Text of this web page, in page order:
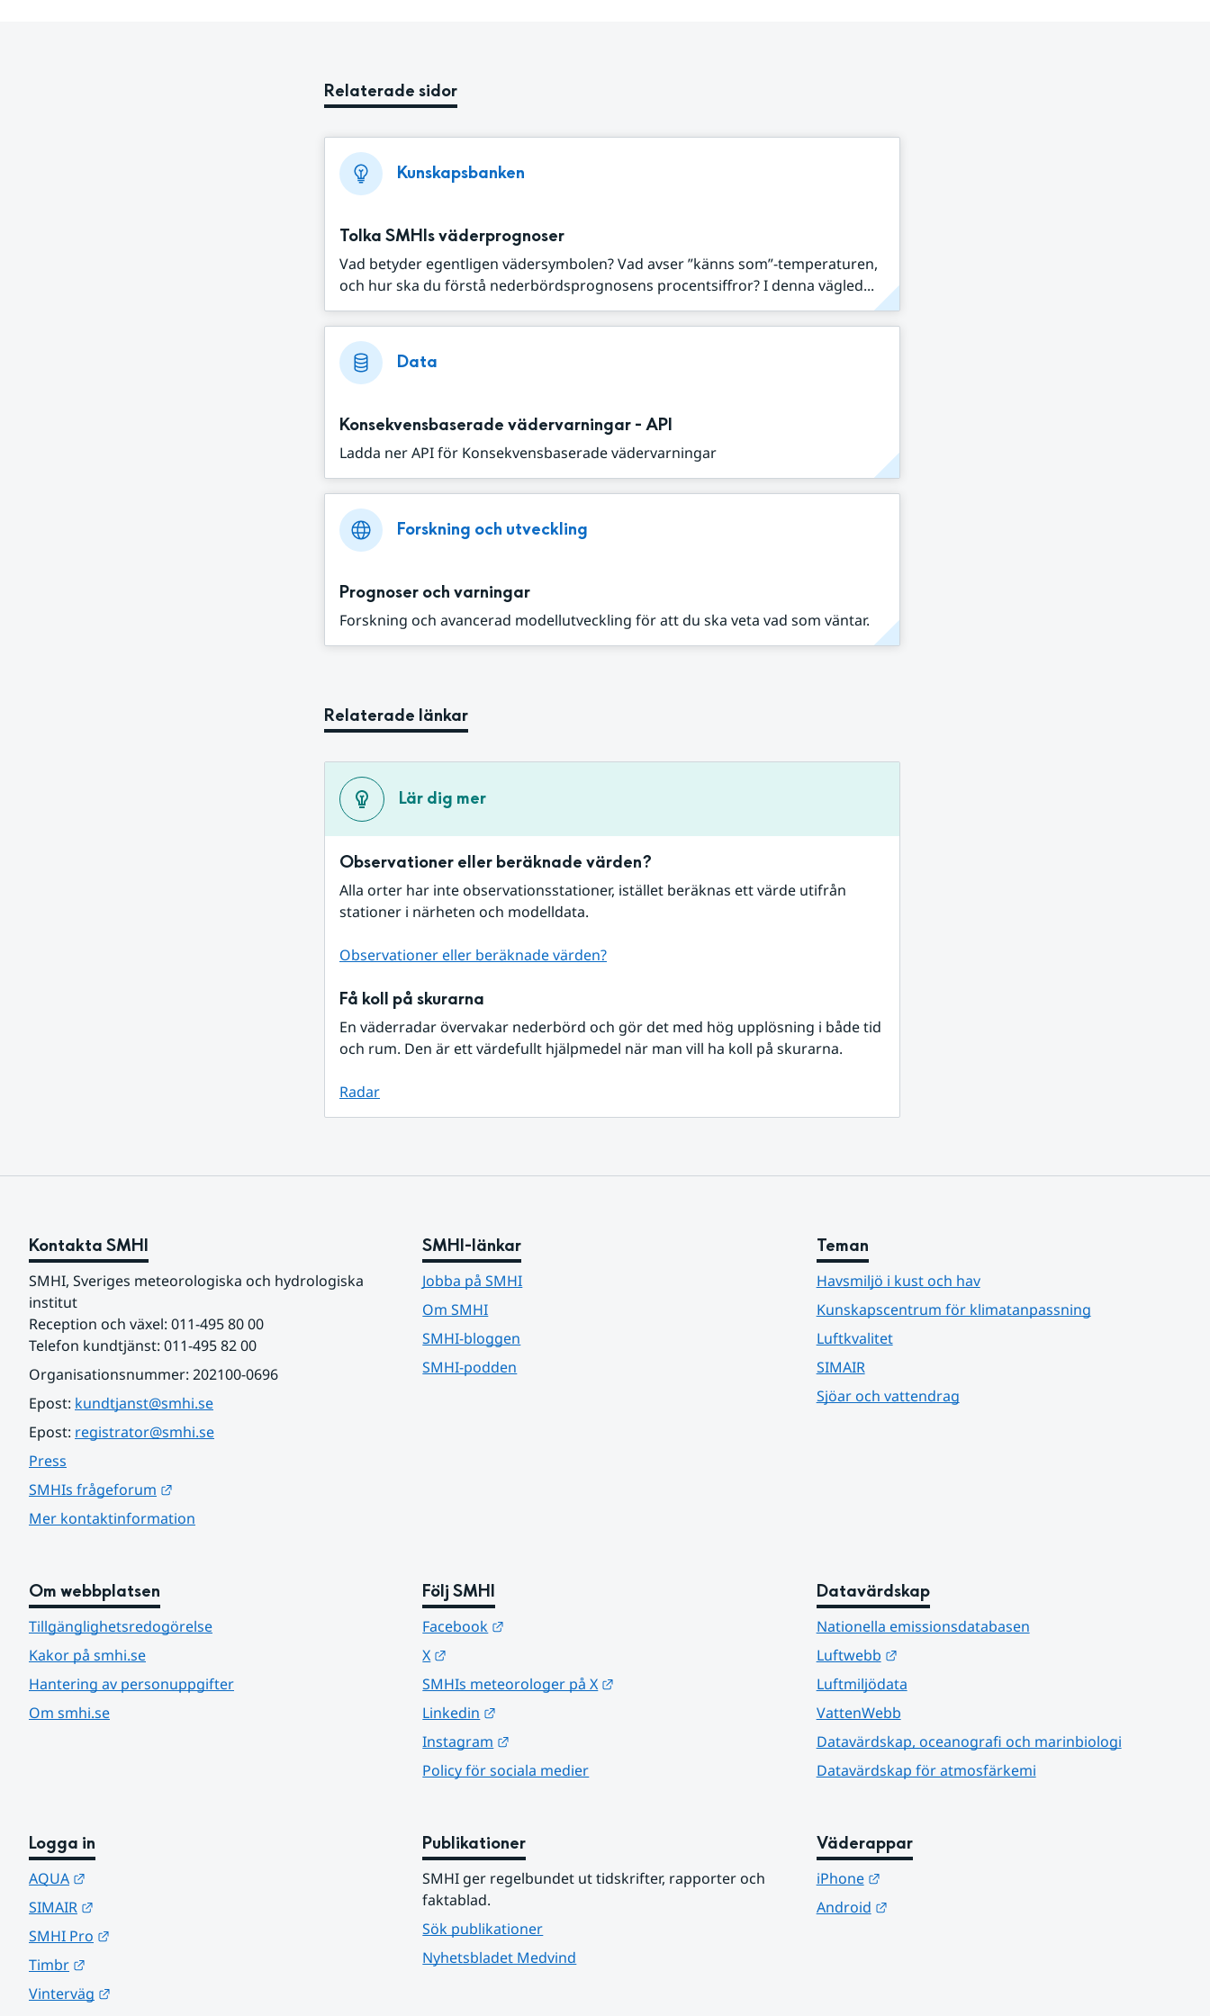
Relaterade sidor
Kunskapsbanken
Tolka SMHIs väderprognoser
Vad betyder egentligen vädersymbolen? Vad avser ”känns som”-temperaturen,
och hur ska du förstå nederbördsprognosens procentsiffror? I denna vägled...
Data
Konsekvensbaserade vädervarningar - API
Ladda ner API för Konsekvensbaserade vädervarningar
Forskning och utveckling
Prognoser och varningar
Forskning och avancerad modellutveckling för att du ska veta vad som väntar.
Relaterade länkar
Lär dig mer
Observationer eller beräknade värden?
Alla orter har inte observationsstationer, istället beräknas ett värde utifrån
stationer i närheten och modelldata.
Observationer eller beräknade värden?
Få koll på skurarna
En väderradar övervakar nederbörd och gör det med hög upplösning i både tid
och rum. Den är ett värdefullt hjälpmedel när man vill ha koll på skurarna.
Radar
Kontakta SMHI
SMHI, Sveriges meteorologiska och hydrologiska
institut
Reception och växel: 011-495 80 00
Telefon kundtjänst: 011-495 82 00
Organisationsnummer: 202100-0696
Epost: kundtjanst@smhi.se
Epost: registrator@smhi.se
Press
SMHIs frågeforum
Mer kontaktinformation
SMHI-länkar
Jobba på SMHI
Om SMHI
SMHI-bloggen
SMHI-podden
Teman
Havsmiljö i kust och hav
Kunskapscentrum för klimatanpassning
Luftkvalitet
SIMAIR
Sjöar och vattendrag
Om webbplatsen
Tillgänglighetsredogörelse
Kakor på smhi.se
Hantering av personuppgifter
Om smhi.se
Följ SMHI
Facebook
X
SMHIs meteorologer på X
Linkedin
Instagram
Policy för sociala medier
Datavärdskap
Nationella emissionsdatabasen
Luftwebb
Länk till annan webbplats.
Luftmiljödata
VattenWebb
Datavärdskap, oceanografi och marinbiologi
Datavärdskap för atmosfärkemi
Logga in
AQUA
SIMAIR
SMHI Pro
Timbr
Vinterväg
Publikationer
SMHI ger regelbundet ut tidskrifter, rapporter och
faktablad.
Sök publikationer
Nyhetsbladet Medvind
Väderappar
iPhone
Länk till annan webbplats.
Android
Länk till annan webbplats.